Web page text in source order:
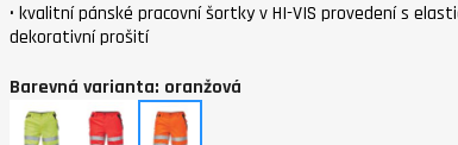
• kvalitní pánské pracovní šortky v HI-VIS provedení s
dekorativní prošití
Barevná varianta: oranžová
žlutá červená oranžová